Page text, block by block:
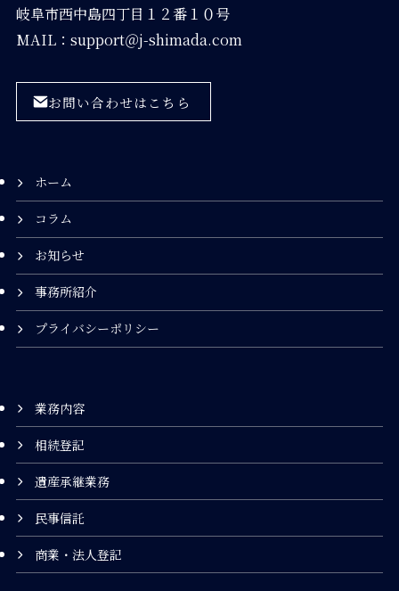
岐阜市西中島四丁目１２番１０号
MAIL：support＠j-shimada.com
お問い合わせはこちら
ホーム
コラム
お知らせ
事務所紹介
プライバシーポリシー
業務内容
相続登記
遺産承継業務
民事信託
商業・法人登記